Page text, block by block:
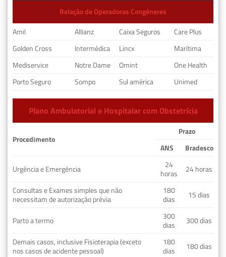
Relação de Operadoras Congêneres
Amil
Allianz Caixa Seguros
Care Plus
Golden Cross
Intermédica Lincx
Marítima
Mediservice
Notre Dame Omint
One Health
Porto Seguro
Sompo Sul américa Unimed
Plano Ambulatorial e Hospitalar com Obstetrícia
Procedimento
Prazo
ANS
Bradesco
Urgência e Emergência
24
horas
24 horas
Consultas e Exames simples que não
necessitam de autorização prévia
180
dias
15 dias
Parto a termo
300
dias
300 dias
Demais casos, inclusive Fisioterapia (exceto
nos casos de acidente pessoal)
180
dias
180 dias